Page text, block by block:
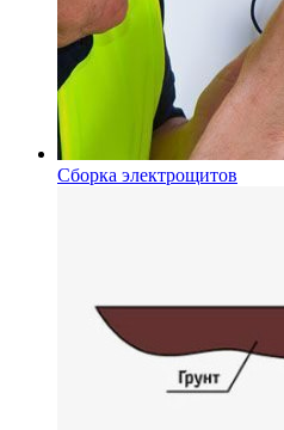
Сборка электрощитов